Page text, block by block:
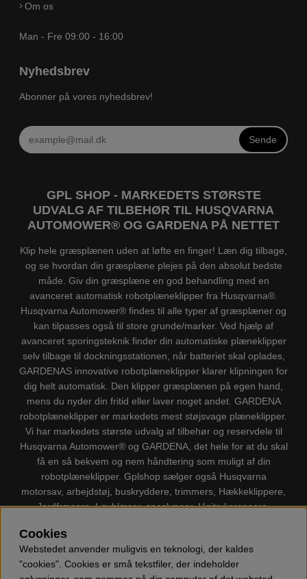
Om os
Man - Fre 09:00 - 16:00
Nyhedsbrev
Abonner på vores nyhedsbrev!
Sende
GPL SHOP - MARKEDETS STØRSTE
UDVALG AF TILBEHØR TIL HUSQVARNA
AUTOMOWER® OG GARDENA PÅ NETTET
Klip hele græsplænen uden at løfte en finger! Læn dig tilbage,
og se hvordan din græsplæne plejes på den absolut bedste
måde. Giv din græsplæne en god behandling med en
avanceret automatisk robotplæneklipper fra Husqvarna®.
Husqvarna Automower® findes til alle typer af græsplæner og
kan tilpasses også til store grunde/marker. Ved hjælp af
avanceret sporingsteknik finder din automatiske plæneklipper
selv tilbage til dockningsstationen, når batteriet skal oplades,
GARDENAS innovative robotplæneklipper klarer klipningen for
dig helt automatisk. Den klipper græsplænen på egen hand,
mens du nyder din fritid eller laver noget andet. GARDENA
robotplæneklipper er markedets mest støjsvage plæneklipper.
Vi har markedets største udvalg af tilbehør og reservdele til
Husqvarna Automower® og GARDENA, det hele for at du skal
få en så bekvem og nem håndtering som muligt af din
robotplæneklipper. Gplshop sælger også Husqvarna
motorsav, arbejdstøj, buskryddere, trimmers, Hækkeklippere,
Jordfræsere, Løvblæser, sneslynger, Højtryksrensere,
Cookies
Webstedet anvender muligvis en teknologi, der kaldes
"cookies". Cookies er små tekstfiler, der indeholder